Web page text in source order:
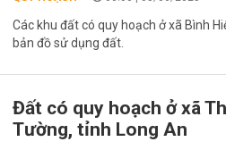
Các khu đất có quy hoạch ở xã Bình
bản đồ sử dụng đất.
Đất có quy hoạch ở xã
Tường, tỉnh Long An